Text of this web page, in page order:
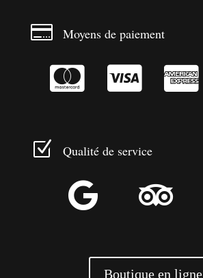
 Moyens de paiement
  
Z Qualité de service
 
Boutique en ligne